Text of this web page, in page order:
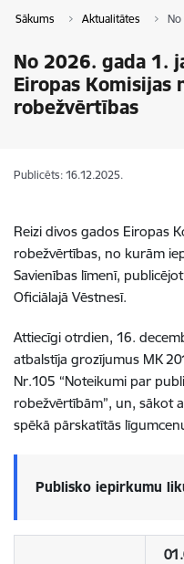
Sākums Aktualitātes No
No 2026. gada 1.
Eiropas Komisijas
robežvērtības
Publicēts: 16.12.2025.
Reizi divos gados Eiropas
robežvērtības, no kurām
Savienības līmenī,
Oficiālajā Vēstnesī.
Attiecīgi otrdien, 16.
atbalstīja grozījumus MK
Nr.105 “Noteikumi par
robežvērtībām”, un, sākot
spēkā pārskatītās
Publisko iepirkumu